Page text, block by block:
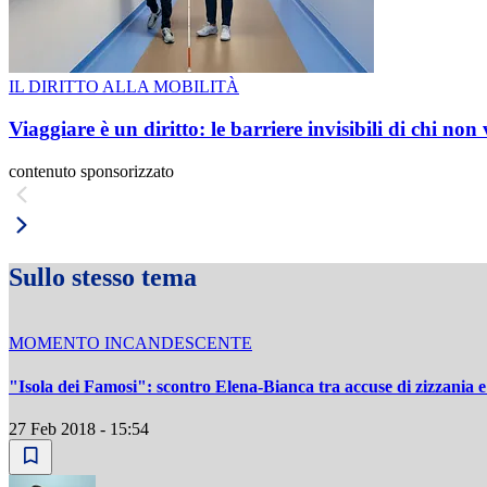
IL DIRITTO ALLA MOBILITÀ
Viaggiare è un diritto: le barriere invisibili di chi non
contenuto sponsorizzato
Sullo stesso tema
MOMENTO INCANDESCENTE
"Isola dei Famosi": scontro Elena-Bianca tra accuse di zizzania
27 Feb 2018 - 15:54